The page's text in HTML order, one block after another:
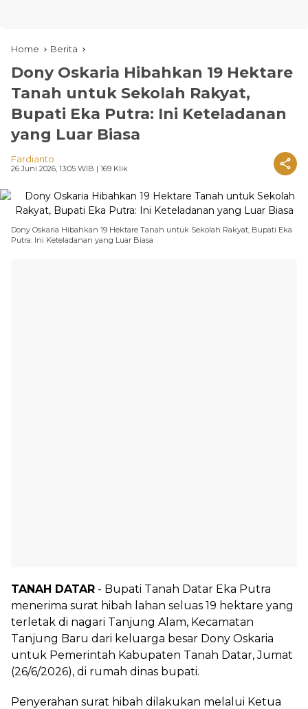
Home Berita
Dony Oskaria Hibahkan 19 Hektare
Tanah untuk Sekolah Rakyat,
Bupati Eka Putra: Ini Keteladanan
yang Luar Biasa
Fardianto
26 Juni 2026, 13:05 WIB | 169 Klik
Dony Oskaria Hibahkan 19 Hektare Tanah untuk Sekolah Rakyat, Bupati Eka
Putra: Ini Keteladanan yang Luar Biasa
TANAH DATAR - Bupati Tanah Datar Eka Putra
menerima surat hibah lahan seluas 19 hektare yang
terletak di nagari Tanjung Alam, Kecamatan
Tanjung Baru dari keluarga besar Dony Oskaria
untuk Pemerintah Kabupaten Tanah Datar, Jumat
(26/6/2026), di rumah dinas bupati.
Penyerahan surat hibah dilakukan melalui Ketua